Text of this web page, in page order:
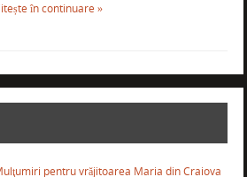
în continuare »
pentru vrăjitoarea Maria din Craiova